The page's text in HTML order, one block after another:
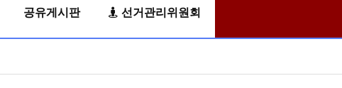
공유게시판 선거관리위원회